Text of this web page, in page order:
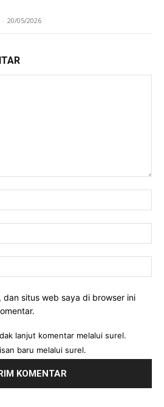
- 20/05/2026
dan situs web saya di browser ini
lanjut komentar melalui surel.
baru melalui surel.